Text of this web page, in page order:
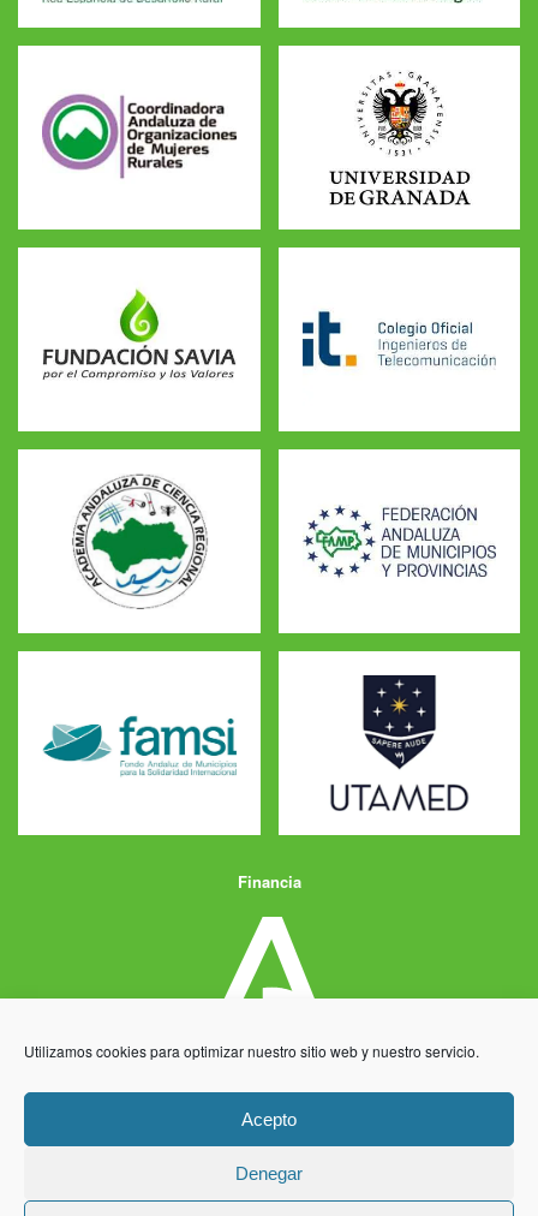
Utilizamos cookies para optimizar nuestro sitio web y nuestro servicio.
Acepto
Denegar
Financia